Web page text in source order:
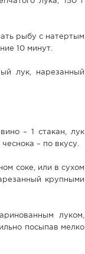
рыбу с натертым
10 минут.
лук, нарезанный
– 1 стакан, лук
– по вкусу.
соке, или в сухом
крупными
луком,
посыпав мелко